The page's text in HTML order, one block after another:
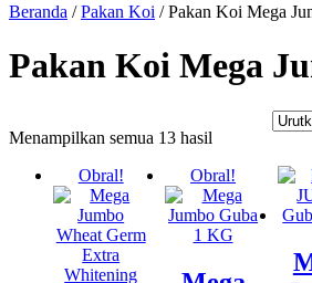
Beranda /Pakan Koi / Pakan Koi Mega
Pakan Koi Mega
Menampilkan semua 13 hasil Diurutkan
yang
terbaru
Obral! Obral!